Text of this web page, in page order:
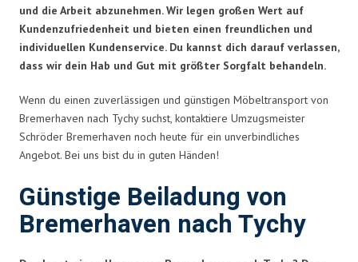
und die Arbeit abzunehmen. Wir legen großen Wert auf
Kundenzufriedenheit und bieten einen freundlichen und
individuellen Kundenservice. Du kannst dich darauf verlassen,
dass wir dein Hab und Gut mit größter Sorgfalt behandeln.
Wenn du einen zuverlässigen und günstigen Möbeltransport von
Bremerhaven nach Tychy suchst, kontaktiere Umzugsmeister
Schröder Bremerhaven noch heute für ein unverbindliches
Angebot. Bei uns bist du in guten Händen!
Günstige Beiladung von
Bremerhaven nach Tychy